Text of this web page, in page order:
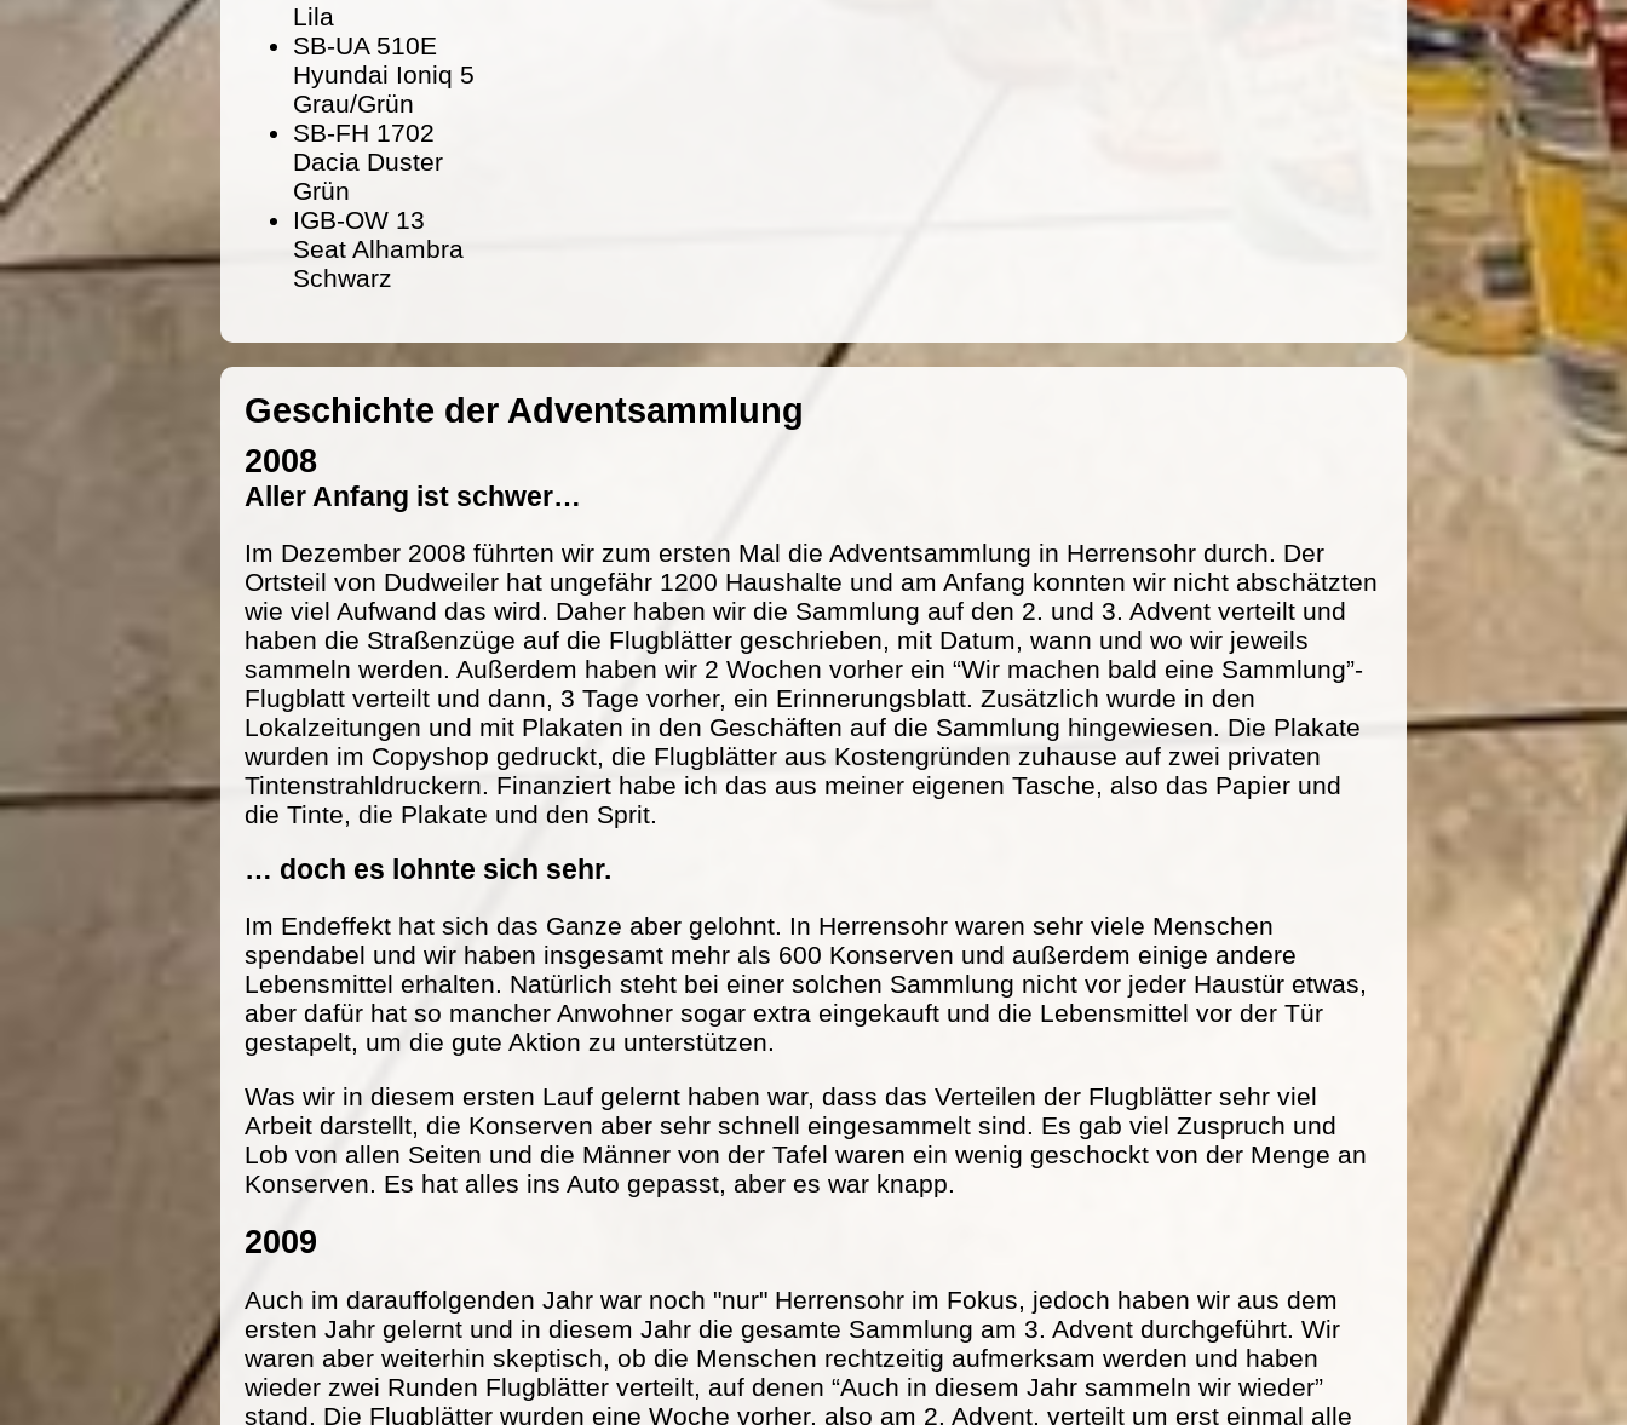
Lila
SB-UA 510E
Hyundai Ioniq 5
Grau/Grün
SB-FH 1702
Dacia Duster
Grün
IGB-OW 13
Seat Alhambra
Schwarz
Geschichte der Adventsammlung
2008
Aller Anfang ist schwer…
Im Dezember 2008 führten wir zum ersten Mal die Adventsammlung in Herrensohr durch. Der
Ortsteil von Dudweiler hat ungefähr 1200 Haushalte und am Anfang konnten wir nicht abschätzten
wie viel Aufwand das wird. Daher haben wir die Sammlung auf den 2. und 3. Advent verteilt und
haben die Straßenzüge auf die Flugblätter geschrieben, mit Datum, wann und wo wir jeweils
sammeln werden. Außerdem haben wir 2 Wochen vorher ein “Wir machen bald eine Sammlung”-
Flugblatt verteilt und dann, 3 Tage vorher, ein Erinnerungsblatt. Zusätzlich wurde in den
Lokalzeitungen und mit Plakaten in den Geschäften auf die Sammlung hingewiesen. Die Plakate
wurden im Copyshop gedruckt, die Flugblätter aus Kostengründen zuhause auf zwei privaten
Tintenstrahldruckern. Finanziert habe ich das aus meiner eigenen Tasche, also das Papier und
die Tinte, die Plakate und den Sprit.
… doch es lohnte sich sehr.
Im Endeffekt hat sich das Ganze aber gelohnt. In Herrensohr waren sehr viele Menschen
spendabel und wir haben insgesamt mehr als 600 Konserven und außerdem einige andere
Lebensmittel erhalten. Natürlich steht bei einer solchen Sammlung nicht vor jeder Haustür etwas,
aber dafür hat so mancher Anwohner sogar extra eingekauft und die Lebensmittel vor der Tür
gestapelt, um die gute Aktion zu unterstützen.
Was wir in diesem ersten Lauf gelernt haben war, dass das Verteilen der Flugblätter sehr viel
Arbeit darstellt, die Konserven aber sehr schnell eingesammelt sind. Es gab viel Zuspruch und
Lob von allen Seiten und die Männer von der Tafel waren ein wenig geschockt von der Menge an
Konserven. Es hat alles ins Auto gepasst, aber es war knapp.
2009
Auch im darauffolgenden Jahr war noch "nur" Herrensohr im Fokus, jedoch haben wir aus dem
ersten Jahr gelernt und in diesem Jahr die gesamte Sammlung am 3. Advent durchgeführt. Wir
waren aber weiterhin skeptisch, ob die Menschen rechtzeitig aufmerksam werden und haben
wieder zwei Runden Flugblätter verteilt, auf denen “Auch in diesem Jahr sammeln wir wieder”
stand. Die Flugblätter wurden eine Woche vorher, also am 2. Advent, verteilt um erst einmal alle